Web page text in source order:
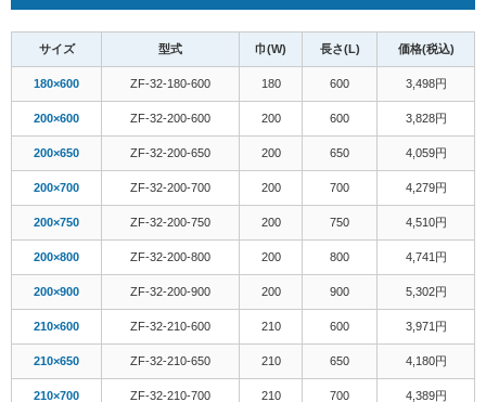
サイズ 型式 巾(W) 長さ(L) 価格(税込)
180×600 ZF-32-180-600 180 600 3,498円
200×600 ZF-32-200-600 200 600 3,828円
200×650 ZF-32-200-650 200 650 4,059円
200×700 ZF-32-200-700 200 700 4,279円
200×750 ZF-32-200-750 200 750 4,510円
200×800 ZF-32-200-800 200 800 4,741円
200×900 ZF-32-200-900 200 900 5,302円
210×600 ZF-32-210-600 210 600 3,971円
210×650 ZF-32-210-650 210 650 4,180円
210×700 ZF-32-210-700 210 700 4,389円